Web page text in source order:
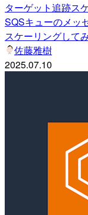
ターゲット追跡ス
SQSキューのメッ
スケーリングして
佐藤雅樹
2025.07.10